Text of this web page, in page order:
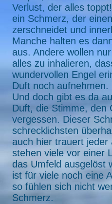
Verlust, der alles
ein Schmerz, der
zerschneidet und
Manche halten es
aus. Andere wollen
alles zu inhalieren,
wundervollen Engel
Duft noch aufnehmen.
Und doch gibt es da
Duft, die Stimme, den
vergessen. Dieser
schrecklichsten
auch hier trauert jeder
stehen viele vor einer
das Umfeld ausgelöst
ist für viele noch eine
so fühlen sich nicht
Schmerz.